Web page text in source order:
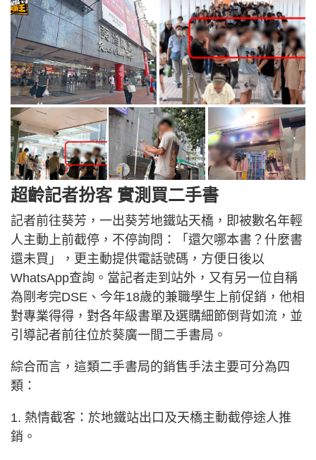
超齡記者扮客 實測買二手書
記者前往葵芳，一出葵芳地鐵站天橋，即被數名年輕
人主動上前截停，不停詢問：「還欠哪本書？什麼書
還未買」，更主動提供電話號碼，方便日後以
WhatsApp查詢。當記者走到站外，又有另一位自稱
為剛考完DSE、今年18歲的兼職學生上前促銷，他相
對專業得得，對各年級書單及選購細節倒背如流，並
引導記者前往位於葵廣一間二手書局。
綜合而言，這類二手書局的銷售手法主要可分為四
類：
1. 熱情截客：於地鐵站出口及天橋主動截停途人推
銷。